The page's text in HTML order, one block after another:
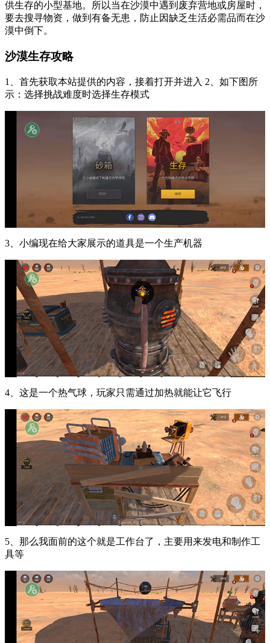
供生存的小型基地。所以当在沙漠中遇到废弃营地或房屋时，
要去搜寻物资，做到有备无患，防止因缺乏生活必需品而在沙
漠中倒下。
沙漠生存攻略
1、首先获取本站提供的内容，接着打开并进入 2、如下图所
示：选择挑战难度时选择生存模式
3、小编现在给大家展示的道具是一个生产机器
4、这是一个热气球，玩家只需通过加热就能让它飞行
5、那么我面前的这个就是工作台了，主要用来发电和制作工
具等